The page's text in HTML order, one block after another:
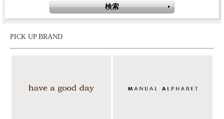
PICK UP BRAND